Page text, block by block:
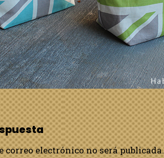
correo electrónico no será publicada.